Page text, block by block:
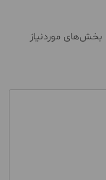
بخش‌های موردنیاز